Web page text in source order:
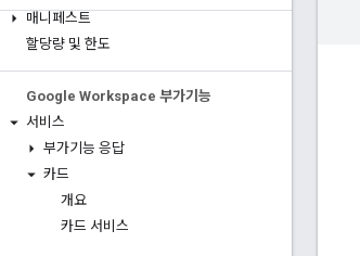
매니페스트
할당량 및 한도
Google Workspace 부가기능
서비스
부가기능 응답
카드
개요
카드 서비스